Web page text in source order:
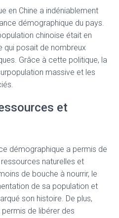
en Chine a indéniablement
démographique du pays.
chinoise était en
qui posait de nombreux
Grâce à cette politique, la
massive et les
et
démographique a permis de
naturelles et
de bouche à nourrir, le
de sa population et
son histoire. De plus,
de libérer des